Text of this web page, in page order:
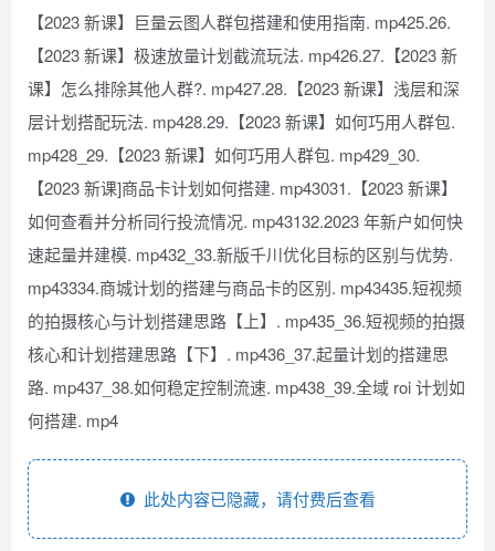
【2023 新课】巨量云图人群包搭建和使用指南. mp425.26.
【2023 新课】极速放量计划截流玩法. mp426.27.【2023 新
课】怎么排除其他人群?. mp427.28.【2023 新课】浅层和深
层计划搭配玩法. mp428.29.【2023 新课】如何巧用人群包.
mp428_29.【2023 新课】如何巧用人群包. mp429_30.
【2023 新课]商品卡计划如何搭建. mp43031.【2023 新课】
如何查看并分析同行投流情况. mp43132.2023 年新户如何快
速起量并建模. mp432_33.新版千川优化目标的区别与优势.
mp43334.商城计划的搭建与商品卡的区别. mp43435.短视频
的拍摄核心与计划搭建思路【上】. mp435_36.短视频的拍摄
核心和计划搭建思路【下】. mp436_37.起量计划的搭建思
路. mp437_38.如何稳定控制流速. mp438_39.全域 roi 计划如
何搭建. mp4
此处内容已隐藏，请付费后查看